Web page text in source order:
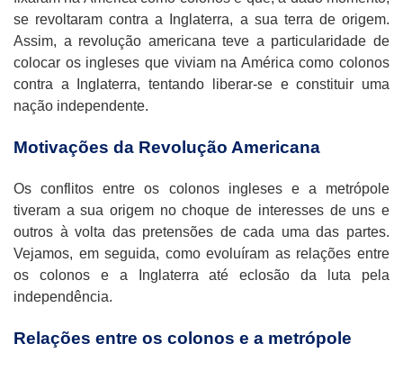
se revoltaram contra a Inglaterra, a sua terra de origem.
Assim, a revolução americana teve a particularidade de
colocar os ingleses que viviam na América como colonos
contra a Inglaterra, tentando liberar-se e constituir uma
nação independente.
Motivações da Revolução Americana
Os conflitos entre os colonos ingleses e a metrópole
tiveram a sua origem no choque de interesses de uns e
outros à volta das pretensões de cada uma das partes.
Vejamos, em seguida, como evoluíram as relações entre
os colonos e a Inglaterra até eclosão da luta pela
independência.
Relações entre os colonos e a metrópole